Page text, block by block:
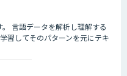
言語データを解析し理解する
習してそのパターンを元にテキ
然な対話を模倣することがで